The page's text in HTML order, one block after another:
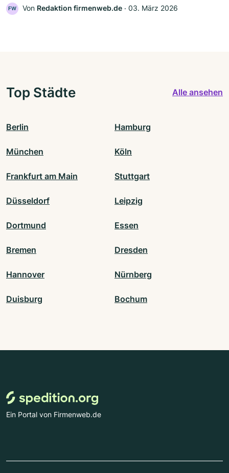
FW Von Redaktion firmenweb.de ‧ 03. März 2026
Top Städte Alle ansehen
Berlin Hamburg
München Köln
Frankfurt am Main Stuttgart
Düsseldorf Leipzig
Dortmund Essen
Bremen Dresden
Hannover Nürnberg
Duisburg Bochum
Ein Portal von Firmenweb.de